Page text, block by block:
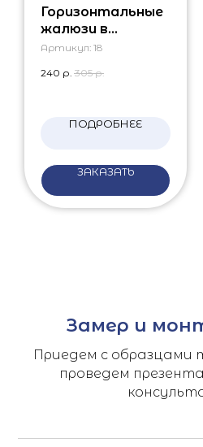
Горизонтальные
жалюзи в
гостиную
Артикул: 18
240 р. 305 р.
ПОДРОБНЕЕ
ЗАКАЗАТЬ
Замер и
Приедем с образцами
проведем